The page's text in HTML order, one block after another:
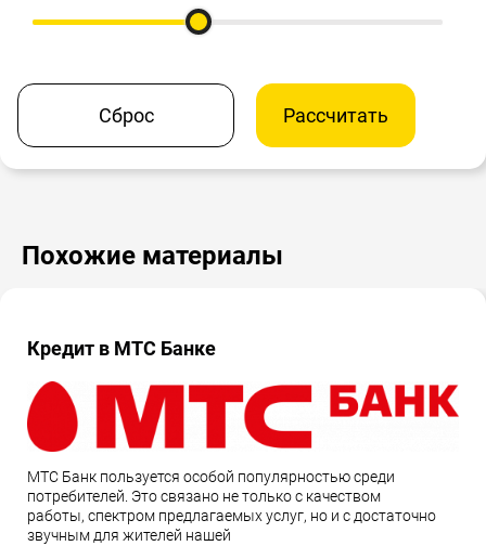
Сброс Рассчитать
Похожие материалы
Кредит в МТС Банке
МТС Банк пользуется особой популярностью среди
потребителей. Это связано не только с качеством
работы, спектром предлагаемых услуг, но и с достаточно
звучным для жителей нашей